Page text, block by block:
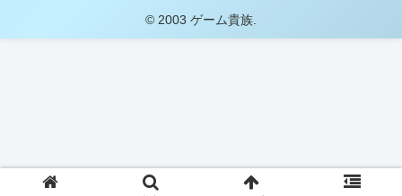
© 2003 ゲーム貴族.